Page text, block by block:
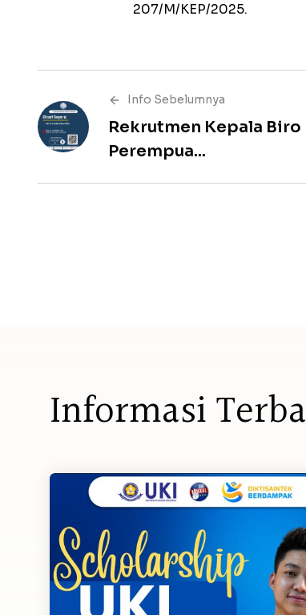
207/M/KEP/2025.
Info Sebelumnya
Rekrutmen Kepala Biro
Perempua...
InformasiTerba